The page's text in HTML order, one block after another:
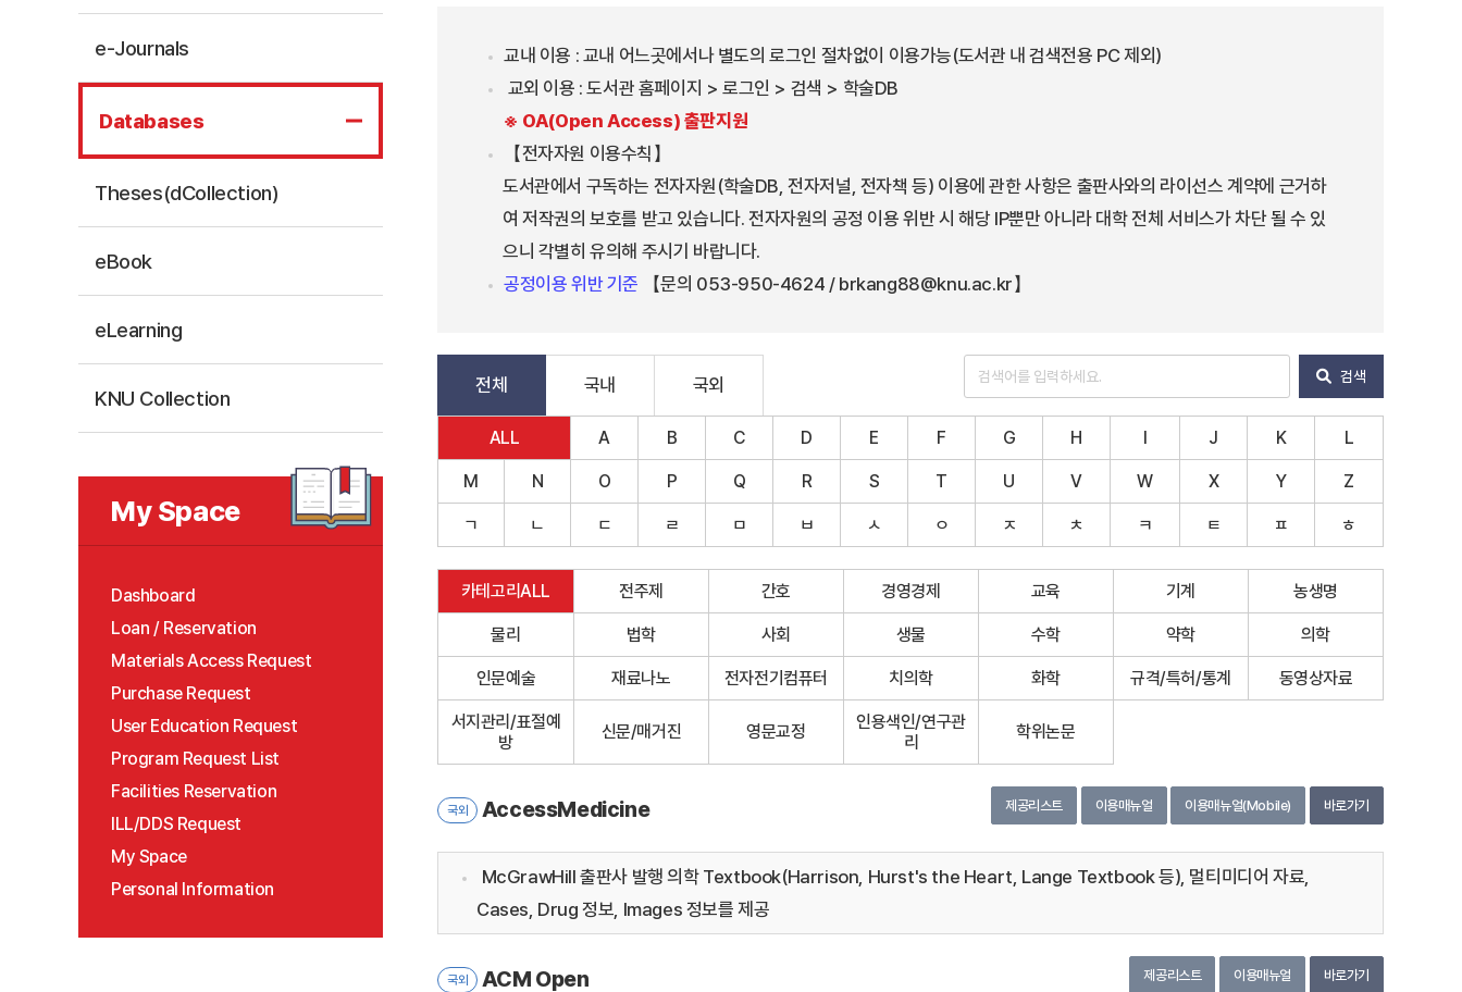
e-Journals
Databases
Theses(dCollection)
eBook
eLearning
KNU Collection
My Space
Dashboard
Loan / Reservation
Materials Access Request
Purchase Request
User Education Request
Program Request List
Facilities Reservation
ILL/DDS Request
My Space
Personal Information
교내 이용 : 교내 어느곳에서나 별도의 로그인 절차없이 이용가능(도서관 내 검색전용 PC 제외)
교외 이용 : 도서관 홈페이지 > 로그인 > 검색 > 학술DB
※ OA(Open Access) 출판지원
【전자자원 이용수칙】
도서관에서 구독하는 전자자원(학술DB, 전자저널, 전자책 등) 이용에 관한 사항은 출판사와의 라이선스 계약에 근거하
여 저작권의 보호를 받고 있습니다. 전자자원의 공정 이용 위반 시 해당 IP뿐만 아니라 대학 전체 서비스가 차단 될 수 있
으니 각별히 유의해 주시기 바랍니다.
공정이용 위반 기준 【문의 053-950-4624 / brkang88@knu.ac.kr】
전체 국내 국외 검색
ALL A B C D E F G H I J K L
M N O P Q R S T U V W X Y Z
ㄱ ㄴ ㄷ ㄹ ㅁ ㅂ ㅅ ㅇ ㅈ ㅊ ㅋ ㅌ ㅍ ㅎ
카테고리ALL 전주제 간호 경영경제 교육 기계 농생명
물리 법학 사회 생물 수학 약학 의학
인문예술 재료나노 전자전기컴퓨터 치의학 화학 규격/특허/통계 동영상자료
서지관리/표절예
방
신문/매거진 영문교정
인용색인/연구관
리
학위논문
국외 AccessMedicine 제공리스트 이용매뉴얼 이용매뉴얼(Mobile) 바로가기
McGrawHill 출판사 발행 의학 Textbook(Harrison, Hurst's the Heart, Lange Textbook 등), 멀티미디어 자료,
Cases, Drug 정보, Images 정보를 제공
국외 ACM Open 제공리스트 이용매뉴얼 바로가기